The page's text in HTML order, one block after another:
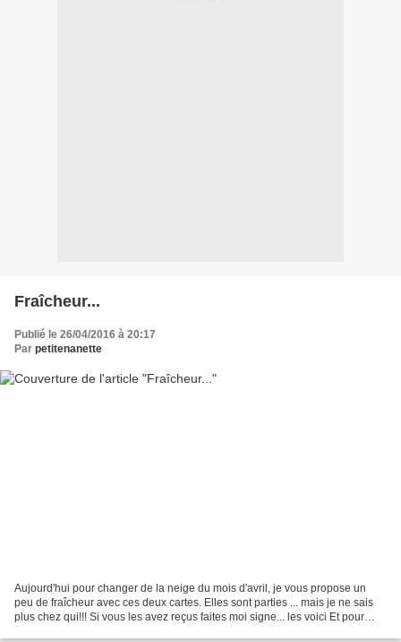
Fraîcheur...
Publié le 26/04/2016 à 20:17
Par petitenanette
Aujourd'hui pour changer de la neige du mois d'avril, je vous propose un
peu de fraîcheur avec ces deux cartes. Elles sont parties ... mais je ne sais
plus chez qui!!! Si vous les avez reçus faites moi signe... les voici Et pour